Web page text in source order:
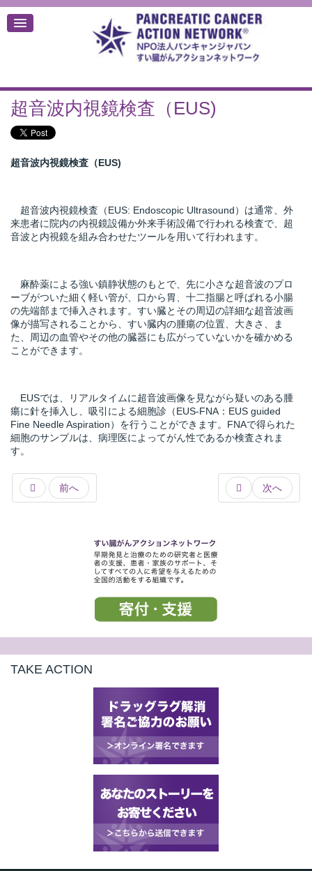
超音波内視鏡検査（EUS)
超音波内視鏡検査（EUS)
超音波内視鏡検査（EUS: Endoscopic Ultrasound）は通常、外
来患者に院内の内視鏡設備か外来手術設備で行われる検査で、超
音波と内視鏡を組み合わせたツールを用いて行われます。
麻酔薬による強い鎮静状態のもとで、先に小さな超音波のプロ
ーブがついた細く軽い管が、口から胃、十二指腸と呼ばれる小腸
の先端部まで挿入されます。すい臓とその周辺の詳細な超音波画
像が描写されることから、すい臓内の腫瘍の位置、大きさ、ま
た、周辺の血管やその他の臓器にも広がっていないかを確かめる
ことができます。
EUSでは、リアルタイムに超音波画像を見ながら疑いのある腫
瘍に針を挿入し、 吸引 による細胞診（EUS-FNA：EUS guided
Fine Needle Aspiration）を行うことができます。FNAで得られた
細胞のサンプルは、病理医によってがん性であるか検査されま
す。
前へ 次へ
TAKE ACTION